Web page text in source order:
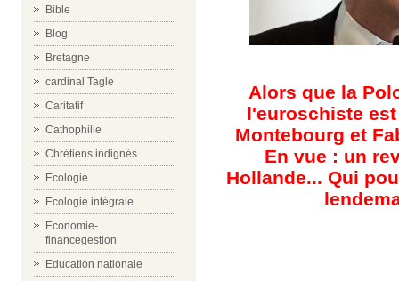
Bible
Blog
Bretagne
cardinal Tagle
Caritatif
Cathophilie
Chrétiens indignés
Ecologie
Ecologie intégrale
Economie-
financegestion
Education nationale
Alors que la
l'euroschiste
Montebourg et
En vue : un
Hollande... Qui